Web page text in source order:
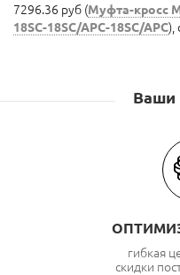
7296.36 руб (Муфта-кросс
18SC-18SC/APC-18SC/APC),
Ваши
гибкая
скидки